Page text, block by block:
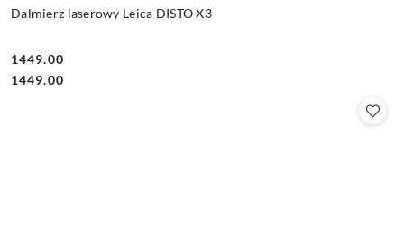
Dalmierz laserowy Leica DISTO X3
Cena:
1449.00
Cena:
1449.00